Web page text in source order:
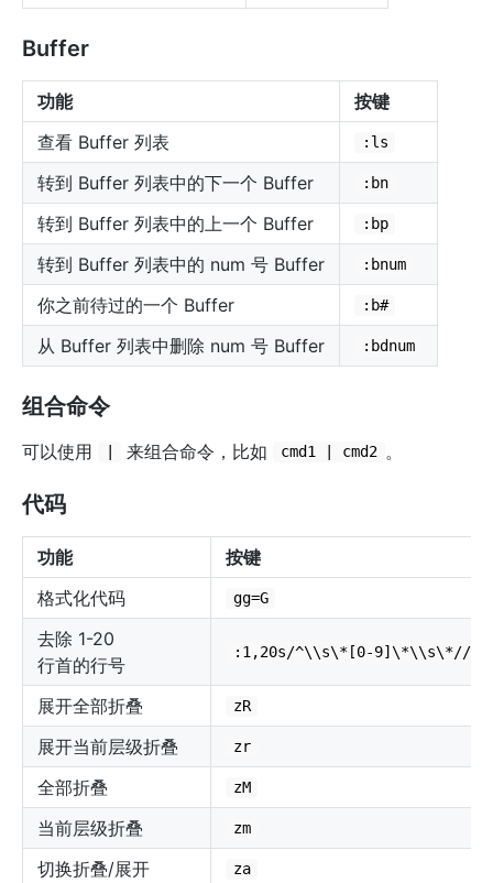
Buffer
功能
按键
查看 Buffer 列表
:ls
转到 Buffer 列表中的下一个 Buffer :bn
转到 Buffer 列表中的上一个 Buffer :bp
转到 Buffer 列表中的 num 号 Buffer :bnum
你之前待过的一个 Buffer :b#
从 Buffer 列表中删除 num 号 Buffer :bdnum
组合命令
可以使用 来组合命令，比如 cmd1 | cmd2 。
代码
功能
按键
格式化代码
gg=G
去除 1-20
行首的行号
:1,20s/^\\s\*[0-9]\*\\s\*//g
展开全部折叠 zR
展开当前层级折叠 zr
全部折叠 zM
当前层级折叠 zm
切换折叠/展开 za